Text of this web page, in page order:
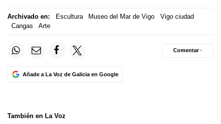
Archivado en: Escultura Museo del Mar de Vigo
Vigo ciudad
Cangas
Arte
Añade a La Voz de Galicia en Google
Comentar ·
También en La Voz